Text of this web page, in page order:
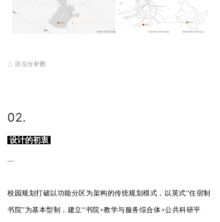
△ 区位分析图
02.
设计的初衷
—
校园规划打破以功能分区为架构的传统规划模式，以英式“住宿制
书院”为基本型制，建立“书院+教学与服务综合体+公共科研平